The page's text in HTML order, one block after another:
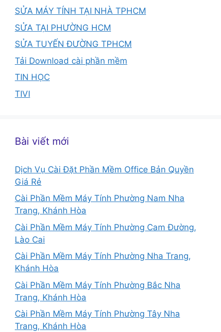
SỬA MÁY TÍNH TẠI NHÀ TPHCM
SỬA TẠI PHƯỜNG HCM
SỬA TUYẾN ĐƯỜNG TPHCM
Tải Download cài phần mềm
TIN HỌC
TIVI
Bài viết mới
Dịch Vụ Cài Đặt Phần Mềm Office Bản Quyền
Giá Rẻ
Cài Phần Mềm Máy Tính Phường Nam Nha
Trang, Khánh Hòa
Cài Phần Mềm Máy Tính Phường Cam Đường,
Lào Cai
Cài Phần Mềm Máy Tính Phường Nha Trang,
Khánh Hòa
Cài Phần Mềm Máy Tính Phường Bắc Nha
Trang, Khánh Hòa
Cài Phần Mềm Máy Tính Phường Tây Nha
Trang, Khánh Hòa